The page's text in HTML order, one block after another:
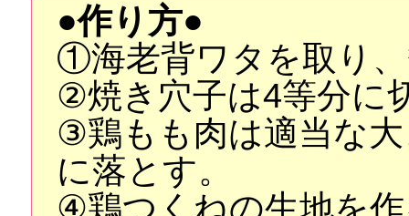
●作り方●
①海老背ワタを取り
②焼き穴子は4等分に
③鶏もも肉は適当な
に落とす。
④鶏つくねの生地を